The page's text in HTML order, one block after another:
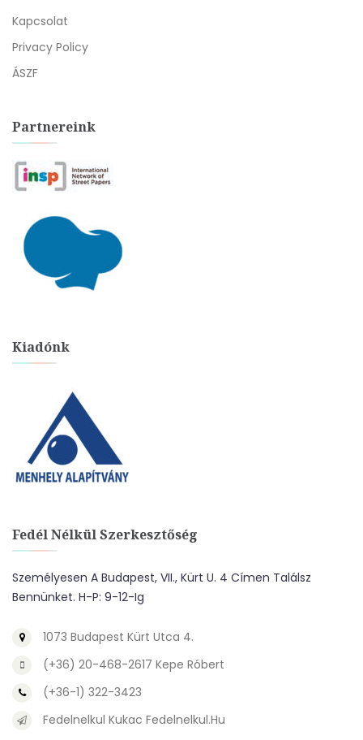
Kapcsolat
Privacy Policy
ÁSZF
Partnereink
Kiadónk
Fedél Nélkül Szerkesztőség
Személyesen A Budapest, VII., Kürt U. 4 Címen Találsz
Bennünket. H-P: 9-12-Ig
1073 Budapest Kürt Utca 4.
(+36) 20-468-2617 Kepe Róbert
(+36-1) 322-3423
Fedelnelkul Kukac Fedelnelkul.hu